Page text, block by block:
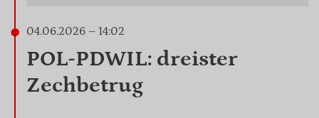
04.06.2026 – 14:02
POL-PDWIL: dreister
Zechbetrug